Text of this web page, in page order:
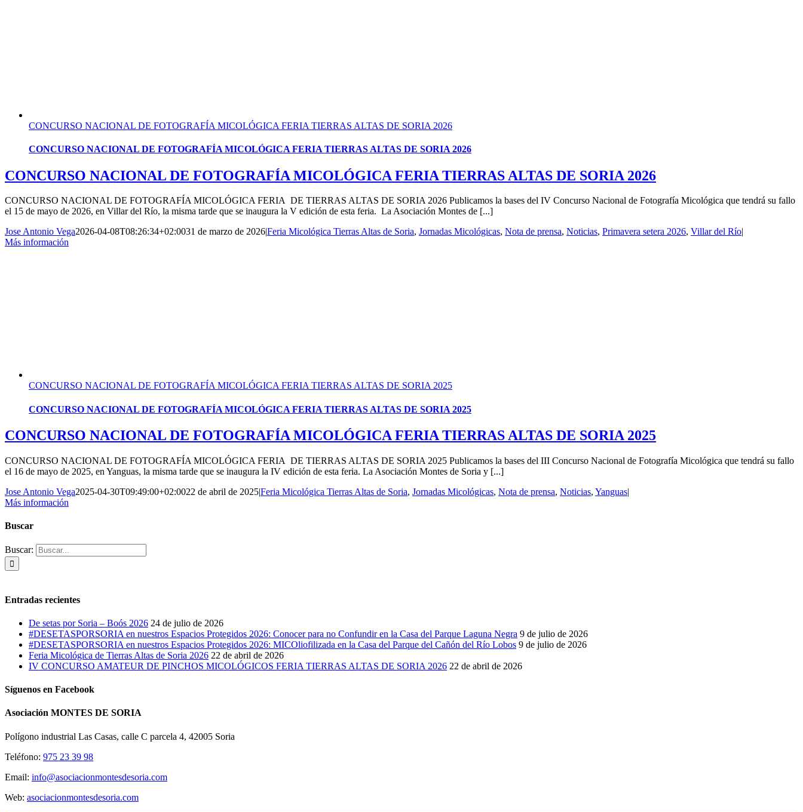
CONCURSO NACIONAL DE FOTOGRAFÍA MICOLÓGICA FERIA TIERRAS ALTAS DE SORIA 2026
CONCURSO NACIONAL DE FOTOGRAFÍA MICOLÓGICA FERIA TIERRAS ALTAS DE SORIA 2026
CONCURSO NACIONAL DE FOTOGRAFÍA MICOLÓGICA FERIA TIERRAS ALTAS DE SORIA 2026
CONCURSO NACIONAL DE FOTOGRAFÍA MICOLÓGICA FERIA DE TIERRAS ALTAS DE SORIA 2026 Publicamos la bases del IV Concurso Nacional de Fotografía Micológica que tendrá su fallo
el 15 de mayo de 2026, en Villar del Río, la misma tarde que se inaugura la V edición de esta feria. La Asociación Montes de [...]
Jose Antonio Vega2026-04-08T08:26:34+02:0031 de marzo de 2026|Feria Micológica Tierras Altas de Soria, Jornadas Micológicas, Nota de prensa, Noticias, Primavera setera 2026, Villar del Río|
Más información
CONCURSO NACIONAL DE FOTOGRAFÍA MICOLÓGICA FERIA TIERRAS ALTAS DE SORIA 2025
CONCURSO NACIONAL DE FOTOGRAFÍA MICOLÓGICA FERIA TIERRAS ALTAS DE SORIA 2025
CONCURSO NACIONAL DE FOTOGRAFÍA MICOLÓGICA FERIA TIERRAS ALTAS DE SORIA 2025
CONCURSO NACIONAL DE FOTOGRAFÍA MICOLÓGICA FERIA DE TIERRAS ALTAS DE SORIA 2025 Publicamos la bases del III Concurso Nacional de Fotografía Micológica que tendrá su fallo
el 16 de mayo de 2025, en Yanguas, la misma tarde que se inaugura la IV edición de esta feria. La Asociación Montes de Soria y [...]
Jose Antonio Vega2025-04-30T09:49:00+02:0022 de abril de 2025|Feria Micológica Tierras Altas de Soria, Jornadas Micológicas, Nota de prensa, Noticias, Yanguas|
Más información
Buscar
Buscar:
Entradas recientes
De setas por Soria – Boós 2026 24 de julio de 2026
#DESETASPORSORIA en nuestros Espacios Protegidos 2026: Conocer para no Confundir en la Casa del Parque Laguna Negra 9 de julio de 2026
#DESETASPORSORIA en nuestros Espacios Protegidos 2026: MICOliofilizada en la Casa del Parque del Cañón del Río Lobos 9 de julio de 2026
Feria Micológica de Tierras Altas de Soria 2026 22 de abril de 2026
IV CONCURSO AMATEUR DE PINCHOS MICOLÓGICOS FERIA TIERRAS ALTAS DE SORIA 2026 22 de abril de 2026
Síguenos en Facebook
Asociación MONTES DE SORIA
Polígono industrial Las Casas, calle C parcela 4, 42005 Soria
Teléfono: 975 23 39 98
Email: info@asociacionmontesdesoria.com
Web: asociacionmontesdesoria.com